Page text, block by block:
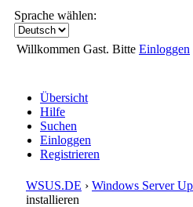
Sprache wählen:
Willkommen Gast. Bitte Einloggen
Übersicht
Hilfe
Suchen
Einloggen
Registrieren
WSUS.DE › Windows Server
installieren